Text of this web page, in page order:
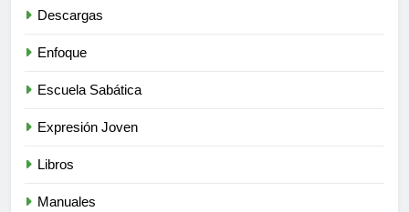
Descargas
Enfoque
Escuela Sabática
Expresión Joven
Libros
Manuales